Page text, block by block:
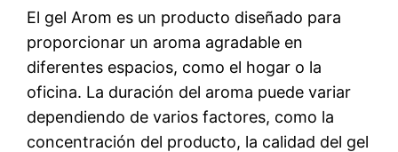
El gel Arom es un producto diseñado para
proporcionar un aroma agradable en
diferentes espacios, como el hogar o la
oficina. La duración del aroma puede variar
dependiendo de varios factores, como la
concentración del producto, la calidad del gel